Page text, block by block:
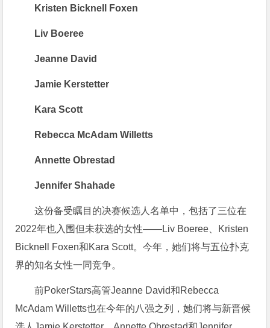
Kristen Bicknell Foxen
Liv Boeree
Jeanne David
Jamie Kerstetter
Kara Scott
Rebecca McAdam Willetts
Annette Obrestad
Jennifer Shahade
这份备受瞩目的决赛候选人名单中，包括了三位在
2022年也入围但未获选的女性——Liv Boeree、Kristen
Bicknell Foxen和Kara Scott。今年，她们将与五位扑克
界的知名女性一同竞争。
前PokerStars高管Jeanne David和Rebecca
McAdam Willetts也在今年的八强之列，她们将与新晋候